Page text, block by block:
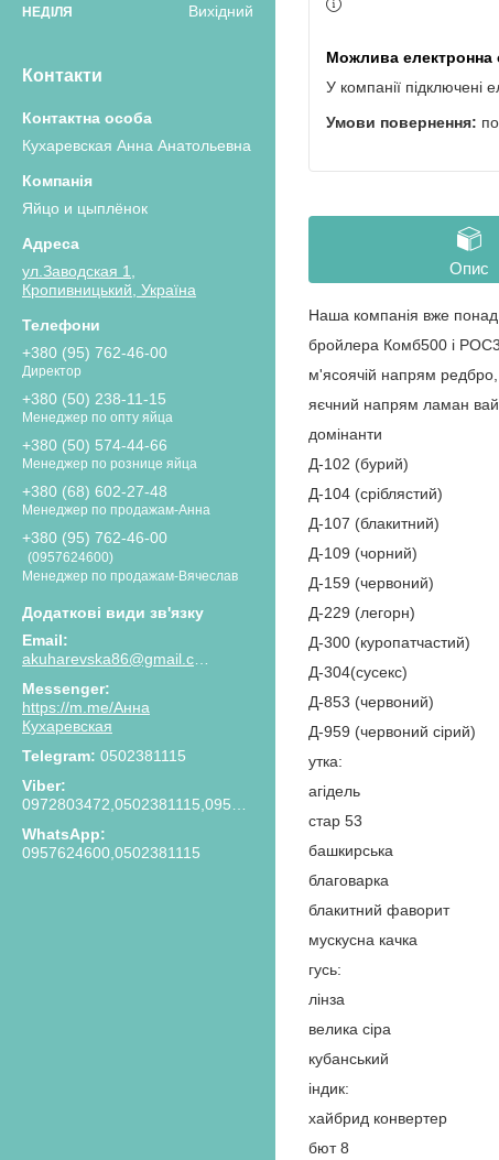
НЕДІЛЯ Вихідний
Контакти
Кухаревская Анна Анатольевна
Яйцо и цыплёнок
ул.Заводская 1,
Кропивницький, Україна
+380 (95) 762-46-00
Директор
+380 (50) 238-11-15
Менеджер по опту яйца
+380 (50) 574-44-66
Менеджер по рознице яйца
+380 (68) 602-27-48
Менеджер по продажам-Анна
+380 (95) 762-46-00
0957624600
Менеджер по продажам-Вячеслав
https://m.me/Анна
Кухаревская
0502381115
0972803472,0502381115,0957624600
0957624600,0502381115
У компанії підключені
Опис
Наша компанія вже понад
бройлера Комб500 і
м'ясоячій напрям
яєчний напрям ламан
домінанти
Д-102 (бурий)
Д-104 (сріблястий)
Д-107 (блакитний)
Д-109 (чорний)
Д-159 (червоний)
Д-229 (легорн)
Д-300 (куропатчастий)
Д-304(сусекс)
Д-853 (червоний)
Д-959 (червоний сірий)
утка:
агідель
стар 53
башкирська
благоварка
блакитний фаворит
мускусна качка
гусь:
лінза
велика сіра
кубанський
індик:
хайбрид конвертер
бют 8